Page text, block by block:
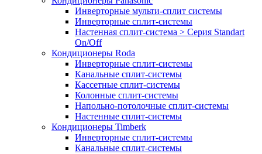
Инверторные мульти-сплит системы
Инверторные сплит-системы
Настенная сплит-система > Серия Standart
On/Off
Кондиционеры Roda
Инверторные сплит-системы
Канальные сплит-системы
Кассетные сплит-системы
Колонные сплит-системы
Напольно-потолочные сплит-системы
Настенные сплит-системы
Кондиционеры Timberk
Инверторные сплит-системы
Канальные сплит-системы